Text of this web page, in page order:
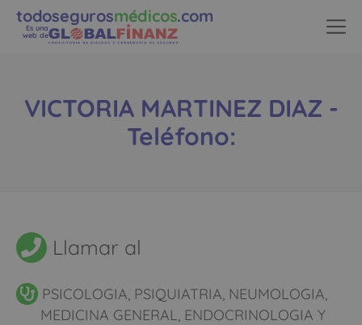
todosegurosmédicos.com
Es una
web de
VICTORIA MARTINEZ DIAZ -
Teléfono:
Llamar al
PSICOLOGIA, PSIQUIATRIA, NEUMOLOGIA,
MEDICINA GENERAL, ENDOCRINOLOGIA Y